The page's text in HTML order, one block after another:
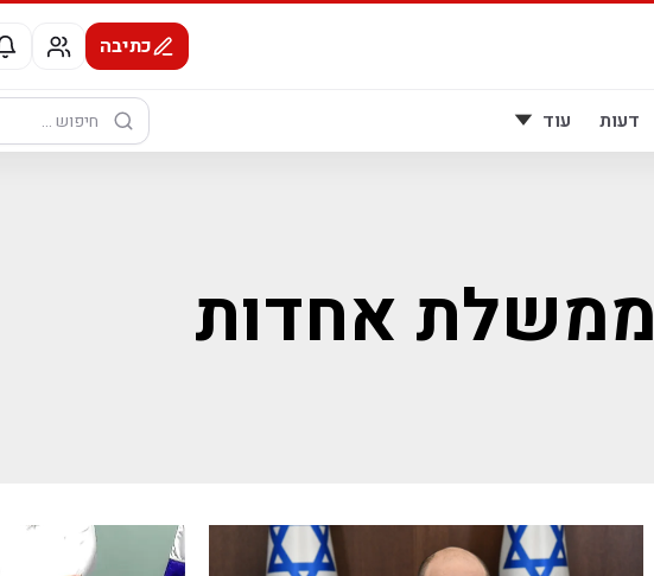
כתיבה
דעות עוד
חיפוש:
ממשלת אחדות